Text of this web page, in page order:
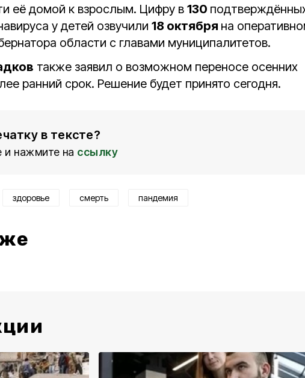
её домой к взрослым. Цифру в 130
у детей озвучили 18 октября на
области с главами муниципалитетов.
также заявил о возможном переносе осенних
ранний срок. Решение будет принято сегодня.
в тексте?
и нажмите на ссылку
здоровье смерть пандемия